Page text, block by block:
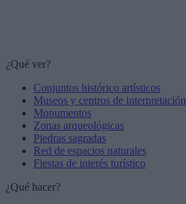
¿Qué ver?
Conjuntos histórico artísticos
Museos y centros de interpretación
Monumentos
Zonas arqueológicas
Piedras sagradas
Red de espacios naturales
Fiestas de interés turístico
¿Qué hacer?